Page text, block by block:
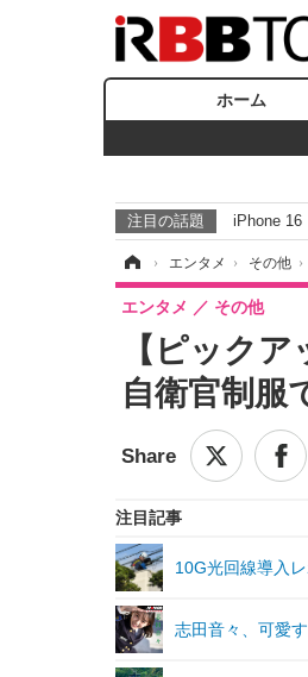
ホーム
注目の話題 iPhone 16
› エンタメ › その他 ›
【ピック
自衛官制服
エンタメ その他
注目記事
10G光回線導入
志田音々、可愛